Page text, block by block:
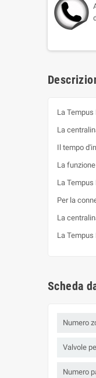
La Tempus
La
Il tempo
La
La
Per la
La
La Tempus
Scheda
Numero
Valvole
Numero